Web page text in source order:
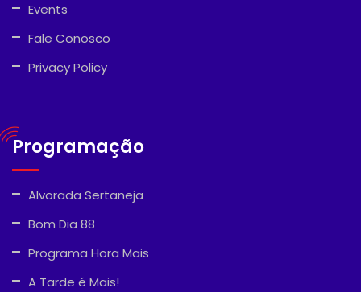
Events
Fale Conosco
Privacy Policy
Programação
Alvorada Sertaneja
Bom Dia 88
Programa Hora Mais
A Tarde é Mais!